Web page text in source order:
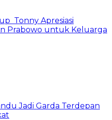
Tonny Apresiasi
Prabowo untuk Keluarga
Jadi Garda Terdepan